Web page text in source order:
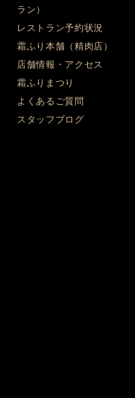
ラン）
レストラン予約状況
霜ふり本舗（精肉店）
店舗情報・アクセス
霜ふりまつり
よくあるご質問
スタッフブログ